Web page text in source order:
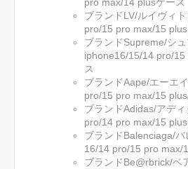
ブランドLV/ルイヴィ
pro/15 pro max/15
ブランドSupreme/シ
iphone16/15/14 pro/
ス
ブランドAape/エーエ
pro/15 pro max/15
ブランドAdidas/アデ
pro/14 pro max/15
ブランドBalenciaga/
16/14 pro/15 pro max/
ブランドBe@rbrick/ベ